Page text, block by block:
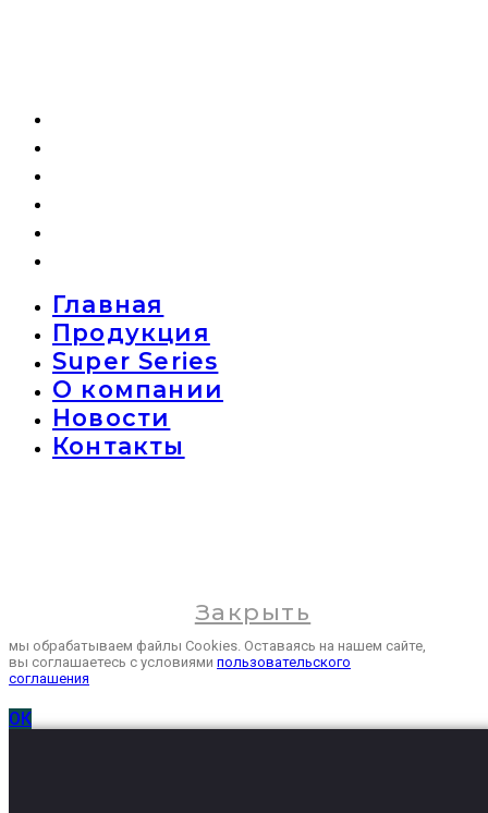
Главная
Продукция
Super Series
О компании
Новости
Контакты
Закрыть
мы обрабатываем файлы Cookies. Оставаясь на нашем сайте,
вы соглашаетесь с условиями пользовательского
соглашения
ОК